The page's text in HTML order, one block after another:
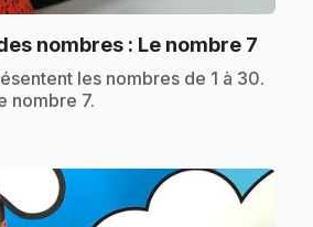
nombres : Le nombre 7
les nombres de 1 à 30.
nombre 7.